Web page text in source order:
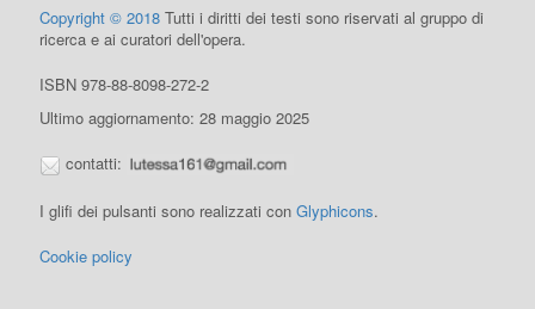
Copyright © 2018 Tutti i diritti dei testi sono riservati al gruppo di
ricerca e ai curatori dell'opera.
ISBN 978-88-8098-272-2
Ultimo aggiornamento: 28 maggio 2025
contatti:
I glifi dei pulsanti sono realizzati conGlyphicons.
Cookie policy